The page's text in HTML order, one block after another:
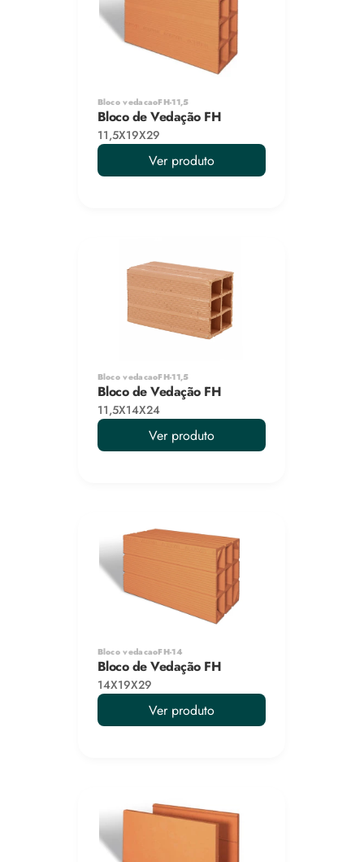
Bloco vedacaoFH-11,5
Bloco de Vedação FH
11,5X19X29
Ver produto
Bloco vedacaoFH-11,5
Bloco de Vedação FH
11,5X14X24
Ver produto
Bloco vedacaoFH-14
Bloco de Vedação FH
14X19X29
Ver produto